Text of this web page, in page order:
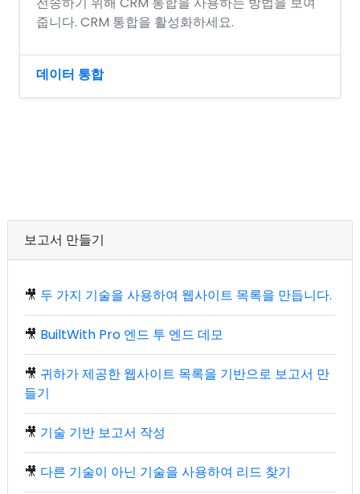
줍니다. CRM 통합을 활성화하세요.
데이터 통합
보고서 만들기
🎥 두 가지 기술을 사용하여 웹사이트 목록을 만듭니다.
🎥 BuiltWith Pro 엔드 투 엔드 데모
🎥 귀하가 제공한 웹사이트 목록을 기반으로 보고서 만
들기
🎥 기술 기반 보고서 작성
🎥 다른 기술이 아닌 기술을 사용하여 리드 찾기